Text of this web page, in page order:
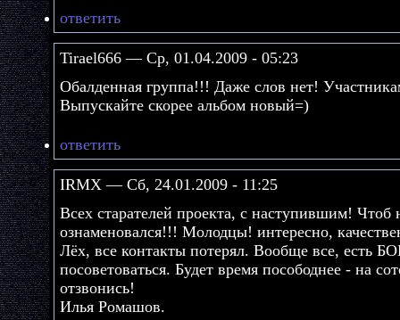
ответить
Tirael666 — Ср, 01.04.2009 - 05:23
Обалденная группа!!! Даже слов нет!
Выпускайте скорее альбом новый=)
ответить
IRMX — Сб, 24.01.2009 - 11:25
Всех старателей проекта, с наступившим!
ознаменовался!!! Молодцы! интересно,
Лёх, все контакты потерял. Вообще все, есть
посоветоваться. Будет время посободнее - на
отзвонись!
Илья Ромашов.